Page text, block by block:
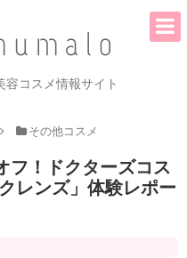
コスメ情報サイト
その他コスメ
フ！ドクターズコス
レンズ」体験レポー